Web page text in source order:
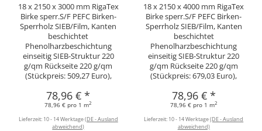
18 x 2150 x 3000 mm RigaTex
Birke sperr.S/F PEFC Birken-
Sperrholz SIEB/Film, Kanten
beschichtet
Phenolharzbeschichtung
einseitig SIEB-Struktur 220
g/qm Rückseite 220 g/qm
(Stückpreis: 509,27 Euro),
78,96 €*
78,96 € pro 1 m2
Lieferzeit: 10 - 14 Werktage(DE - Ausland
abweichend)
18 x 2150 x 4000 mm RigaTex
Birke sperr.S/F PEFC Birken-
Sperrholz SIEB/Film, Kanten
beschichtet
Phenolharzbeschichtung
einseitig SIEB-Struktur 220
g/qm Rückseite 220 g/qm
(Stückpreis: 679,03 Euro),
78,96 € *
78,96 € pro 1 m2
Lieferzeit: 10 - 14 Werktage(DE - Ausland
abweichend)